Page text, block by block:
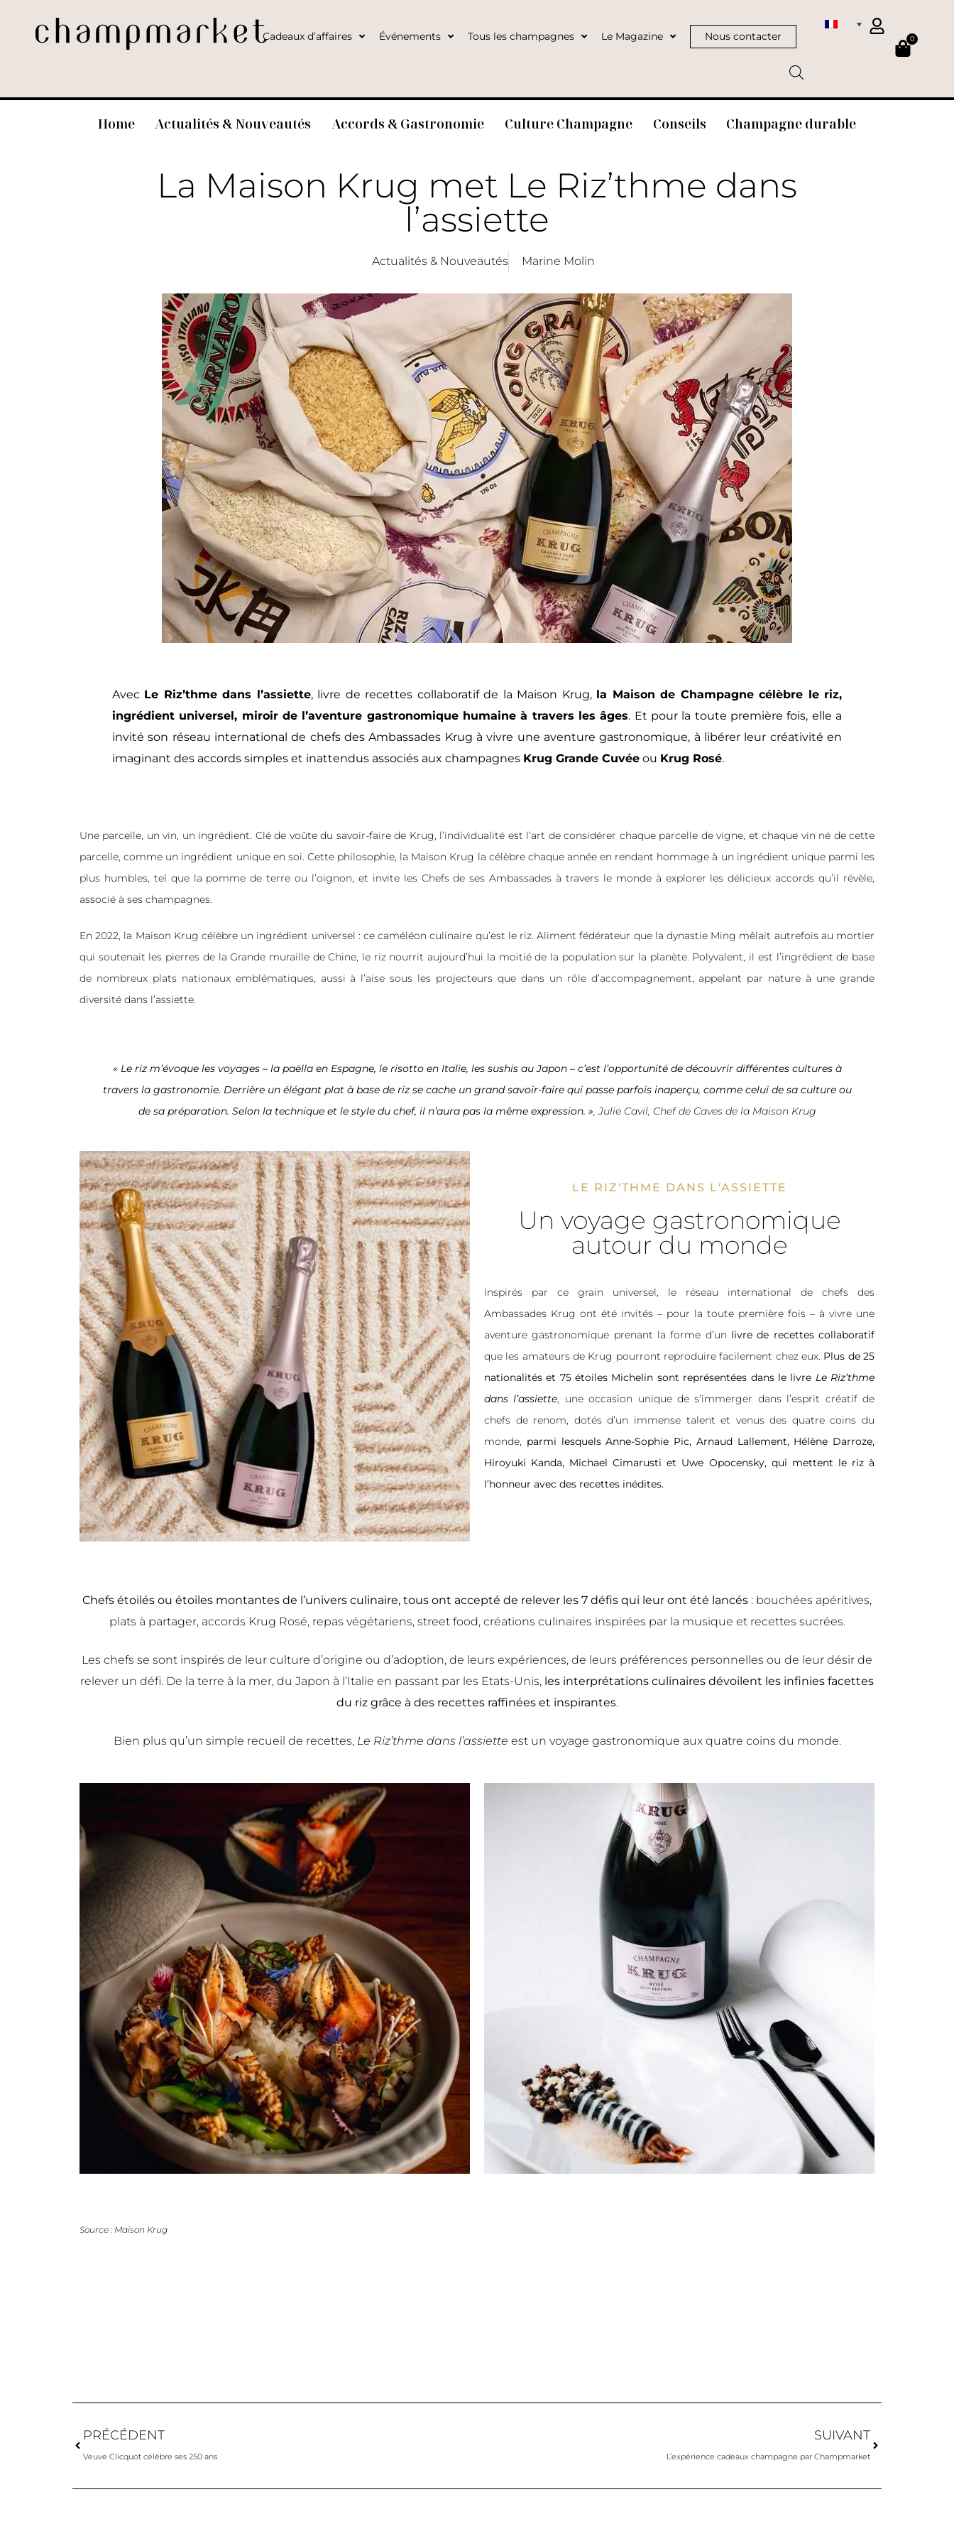
Cadeaux d’affaires Événements Tous les champagnes Le Magazine Nous contacter 0
Home Actualités & Nouveautés Accords & Gastronomie Culture Champagne Conseils Champagne durable
La Maison Krug met Le Riz’thme dans
l’assiette
Actualités & Nouveautés Marine Molin
Avec Le Riz’thme dans l’assiette, livre de recettes collaboratif de la Maison Krug, la Maison de Champagne célèbre le riz,
ingrédient universel, miroir de l’aventure gastronomique humaine à travers les âges. Et pour la toute première fois, elle a
invité son réseau international de chefs des Ambassades Krug à vivre une aventure gastronomique, à libérer leur créativité en
imaginant des accords simples et inattendus associés aux champagnes Krug Grande Cuvée ou Krug Rosé.
Une parcelle, un vin, un ingrédient. Clé de voûte du savoir-faire de Krug, l’individualité est l’art de considérer chaque parcelle de vigne, et chaque vin né de cette
parcelle, comme un ingrédient unique en soi. Cette philosophie, la Maison Krug la célèbre chaque année en rendant hommage à un ingrédient unique parmi les
plus humbles, tel que la pomme de terre ou l’oignon, et invite les Chefs de ses Ambassades à travers le monde à explorer les délicieux accords qu’il révèle,
associé à ses champagnes.
En 2022, la Maison Krug célèbre un ingrédient universel : ce caméléon culinaire qu’est le riz. Aliment fédérateur que la dynastie Ming mêlait autrefois au mortier
qui soutenait les pierres de la Grande muraille de Chine, le riz nourrit aujourd’hui la moitié de la population sur la planète. Polyvalent, il est l’ingrédient de base
de nombreux plats nationaux emblématiques, aussi à l’aise sous les projecteurs que dans un rôle d’accompagnement, appelant par nature à une grande
diversité dans l’assiette.
« Le riz m’évoque les voyages – la paëlla en Espagne, le risotto en Italie, les sushis au Japon – c’est l’opportunité de découvrir différentes cultures à
travers la gastronomie. Derrière un élégant plat à base de riz se cache un grand savoir-faire qui passe parfois inaperçu, comme celui de sa culture ou
de sa préparation. Selon la technique et le style du chef, il n’aura pas la même expression. », Julie Cavil, Chef de Caves de la Maison Krug
LE RIZ'THME DANS L'ASSIETTE
Un voyage gastronomique
autour du monde
Inspirés par ce grain universel, le réseau international de chefs des
Ambassades Krug ont été invités – pour la toute première fois – à vivre une
aventure gastronomique prenant la forme d’un livre de recettes collaboratif
que les amateurs de Krug pourront reproduire facilement chez eux. Plus de 25
nationalités et 75 étoiles Michelin sont représentées dans le livre Le Riz’thme
dans l’assiette, une occasion unique de s’immerger dans l’esprit créatif de
chefs de renom, dotés d’un immense talent et venus des quatre coins du
monde, parmi lesquelsAnne-Sophie Pic, Arnaud Lallement, Hélène Darroze,
Hiroyuki Kanda, Michael Cimarusti et Uwe Opocensky, qui mettent le riz à
l’honneur avec des recettes inédites.
Chefs étoilés ou étoiles montantes de l’univers culinaire, tous ont accepté de relever les 7 défis qui leur ont été lancés : bouchées apéritives,
plats à partager, accords Krug Rosé, repas végétariens, street food, créations culinaires inspirées par la musique et recettes sucrées.
Les chefs se sont inspirés de leur culture d’origine ou d’adoption, de leurs expériences, de leurs préférences personnelles ou de leur désir de
relever un défi. De la terre à la mer, du Japon à l’Italie en passant par les Etats-Unis, les interprétations culinaires dévoilent les infinies facettes
du riz grâce à des recettes raffinées et inspirantes.
Bien plus qu’un simple recueil de recettes, Le Riz’thme dans l’assiette est un voyage gastronomique aux quatre coins du monde.
Source : Maison Krug
PRÉCÉDENT
Veuve Clicquot célèbre ses 250 ans
SUIVANT
L’expérience cadeaux champagne par Champmarket